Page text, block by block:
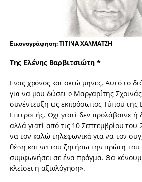
Εικονογράφηση: TITINA XAΛMATZH
Της Ελένης Βαρβιτσιώτη *
Ενας χρόνος και οκτώ μήνες. Αυτό το
για να μου δώσει ο Μαργαρίτης
συνέντευξη ως εκπρόσωπος Τύπου της
Επιτροπής. Οχι γιατί δεν προλάβαινε ή
αλλά γιατί από τις 10 Σεπτεμβρίου
να τον καλώ τηλεφωνικά για να τον
θέση και να του ζητήσω την πρώτη του
συμφωνήσει σε ένα πράγμα. Θα
κλείσει η αξιολόγηση».